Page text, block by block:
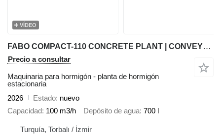
VÍDEO
FABO COMPACT-110 CONCRETE PLANT | CONVEYOR TYPE
Precio a consultar
Maquinaria para hormigón - planta de hormigón
estacionaria
2026
Estado nuevo
Capacidad 100 m3/h Depósito de agua 700 l
Turquía, Torbalı / İzmir